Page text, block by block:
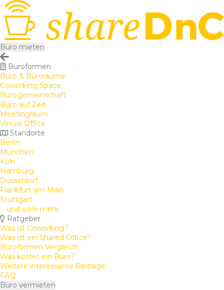
Büro mieten
Büroformen
Büro & Büroräume
Coworking Space
Bürogemeinschaft
Büro auf Zeit
Meetingraum
Virtual Office
Standorte
Berlin
München
Köln
Hamburg
Düsseldorf
Frankfurt am Main
Stuttgart
... und viele mehr
Ratgeber
Was ist Coworking?
Was ist ein Shared Office?
Büroformen Vergleich
Was kostet ein Büro?
Weitere interessante Beiträge
FAQ
Büro vermieten